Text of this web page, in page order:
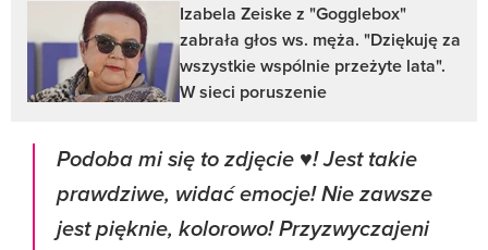
Izabela Zeiske z "Gogglebox"
zabrała głos ws. męża. "Dziękuję za
wszystkie wspólnie przeżyte lata".
W sieci poruszenie
Podoba mi się to zdjęcie ♥️! Jest takie
prawdziwe, widać emocje! Nie zawsze
jest pięknie, kolorowo! Przyzwyczajeni